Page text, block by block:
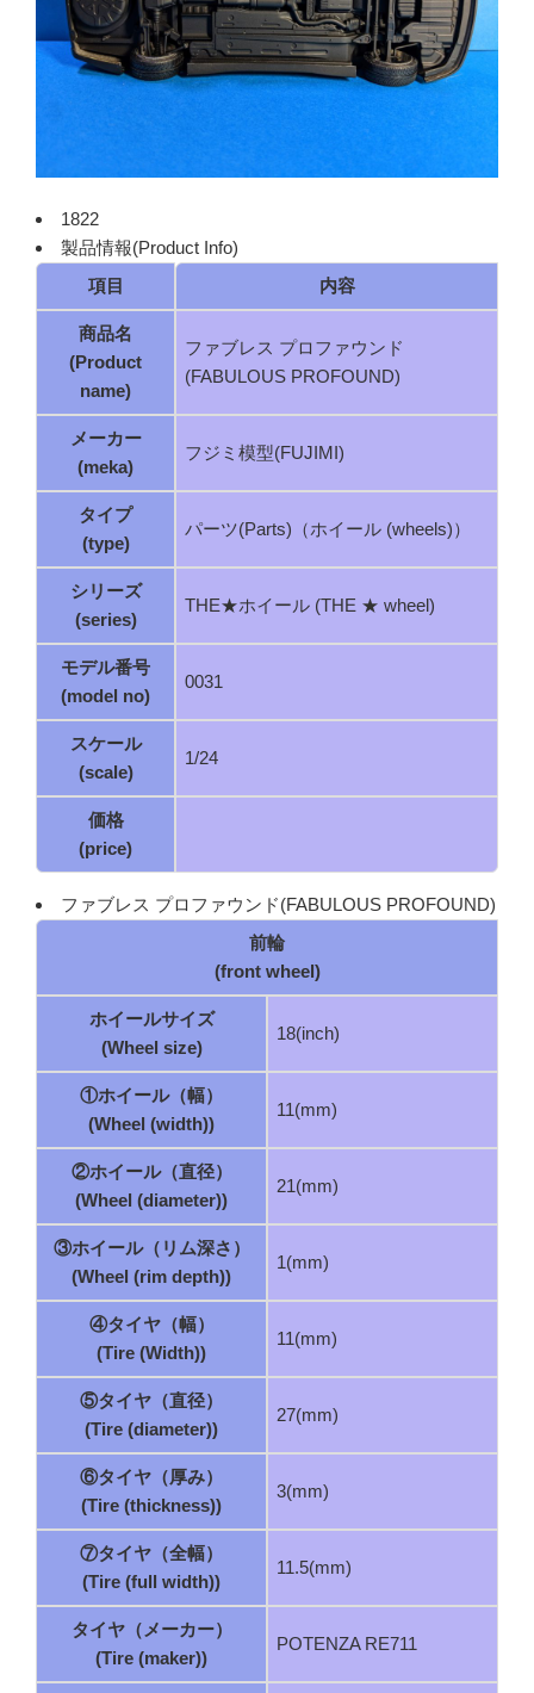
1822
製品情報(Product Info)
項目
内容
商品名
(Product
name)
ファブレス プロファウンド
(FABULOUS PROFOUND)
メーカー
(meka)
フジミ模型(FUJIMI)
タイプ
(type)
パーツ(Parts)（ホイール (wheels)）
シリーズ
(series)
THE★ホイール (THE ★ wheel)
モデル番号
(model no)
0031
スケール
(scale)
1/24
価格
(price)
ファブレス プロファウンド(FABULOUS PROFOUND)
前輪
(front wheel)
ホイールサイズ
(Wheel size)
18(inch)
①ホイール（幅）
(Wheel (width))
11(mm)
②ホイール（直径）
(Wheel (diameter))
21(mm)
③ホイール（リム深さ）
(Wheel (rim depth))
1(mm)
④タイヤ（幅）
(Tire (Width))
11(mm)
⑤タイヤ（直径）
(Tire (diameter))
27(mm)
⑥タイヤ（厚み）
(Tire (thickness))
3(mm)
⑦タイヤ（全幅）
(Tire (full width))
11.5(mm)
タイヤ（メーカー）
(Tire (maker))
POTENZA RE711